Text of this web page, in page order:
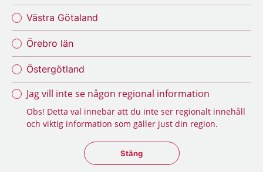
Västra Götaland
Örebro län
Östergötland
Jag vill inte se någon regional information
Obs! Detta val innebär att du inte ser regionalt innehåll
och viktig information som gäller just din region.
Stäng regionsväljaren
Stäng